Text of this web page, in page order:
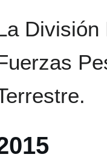
División